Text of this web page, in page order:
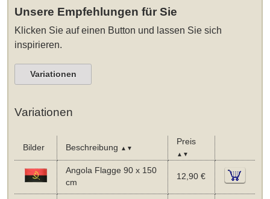
Unsere Empfehlungen für Sie
Klicken Sie auf einen Button und lassen Sie sich
inspirieren.
Variationen
Variationen
Bilder Beschreibung ▲▼
Preis
▲▼
Angola Flagge 90 x 150
cm
12,90 €